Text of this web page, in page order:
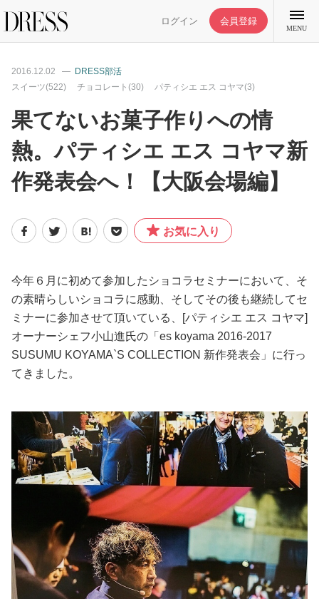
ログイン 会員登録
MENU
DRESS部活
ライフスタイル
恋愛/結婚/離婚
妊娠/出産/家族
ココロ/カラダ
グルメ
トラベル
2016.12.02
DRESS部活
スイーツ(522)
チョコレート(30) パティシエ エス コヤマ(3)
果てないお菓子作りへの情
熱。パティシエ エス コヤマ新
作発表会へ！【大阪会場編】
お気に入り
今年６月に初めて参加したショコラセミナーにおいて、そ
の素晴らしいショコラに感動、そしてその後も継続してセ
ミナーに参加させて頂いている、[パティシエ エス コヤマ]
オーナーシェフ小山進氏の「es koyama 2016-2017
SUSUMU KOYAMA`S COLLECTION 新作発表会」に行っ
てきました。